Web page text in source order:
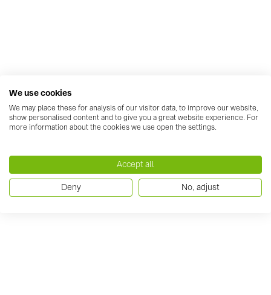
We use cookies
We may place these for analysis of our visitor data, to improve our website,
show personalised content and to give you a great website experience. For
more information about the cookies we use open the settings.
Accept all
Deny No, adjust